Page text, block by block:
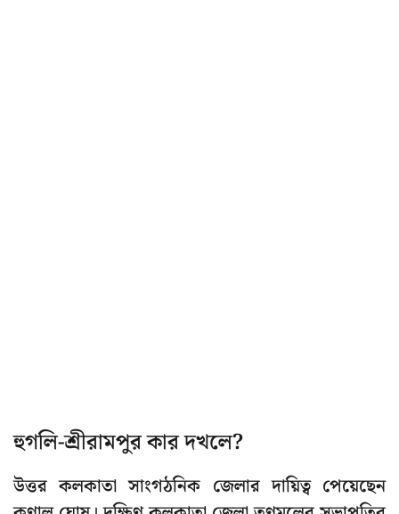
হুগলি-শ্রীরামপুর কার দখলে?
উত্তর কলকাতা সাংগঠনিক জেলার দায়িত্ব পেয়েছেন